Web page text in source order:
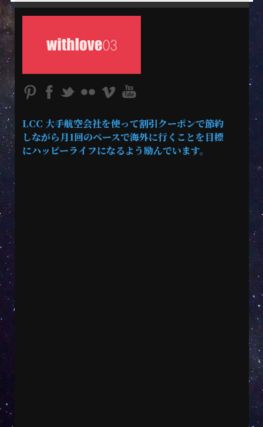
LCC 大手航空会社を使って割引クーポンで節約
しながら月1回のペースで海外に行くことを目標
にハッピーライフになるよう励んでいます。